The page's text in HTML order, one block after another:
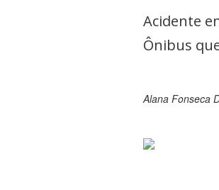
Acidente
Ônibus
Alana Fonseca